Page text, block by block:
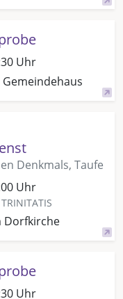
Uhr
Denkmals, Taufe
Uhr
Dorfkirche
Uhr